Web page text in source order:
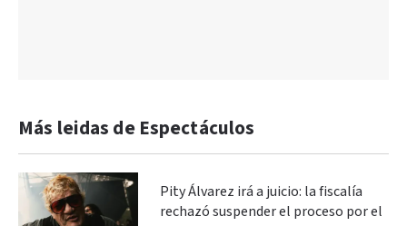
Más leidas de Espectáculos
Pity Álvarez irá a juicio: la fiscalía
rechazó suspender el proceso por el